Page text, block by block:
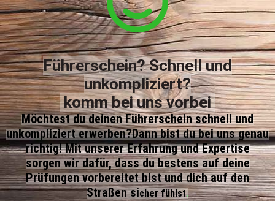
Führerschein? Schnell und
unkompliziert?
komm bei uns vorbei
Möchtest du deinen Führerschein schnell und
unkompliziert erwerben?Dann bist du bei uns genau
richtig! Mit unserer Erfahrung und Expertise
sorgenwir dafür, dass du bestens auf deine
Prüfungen vorbereitet bist und dich auf den
Straßen sicher fühlst.